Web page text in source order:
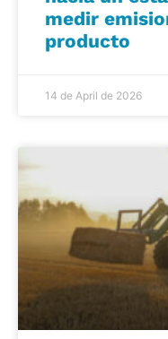
medir
producto
14 de April de 2026